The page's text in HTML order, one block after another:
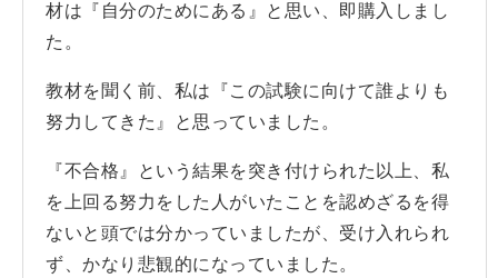
材は『自分のためにある』と思い、即購入しまし
た。
教材を聞く前、私は『この試験に向けて誰よりも
努力してきた』と思っていました。
『不合格』という結果を突き付けられた以上、私
を上回る努力をした人がいたことを認めざるを得
ないと頭では分かっていましたが、受け入れられ
ず、かなり悲観的になっていました。